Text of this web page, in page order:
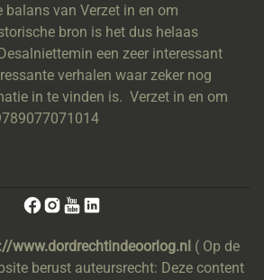
balans van Verzet in en om
bron is het dus helaas
een zeer interessant
verhalen waar zeker nog
in te vinden is. Verzet in en om
www.dordrechtindeoorlog.nl ( Op de
berust auteursrecht: Deze content